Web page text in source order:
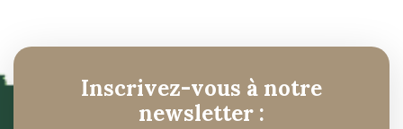
Inscrivez-vous à notre
newsletter :